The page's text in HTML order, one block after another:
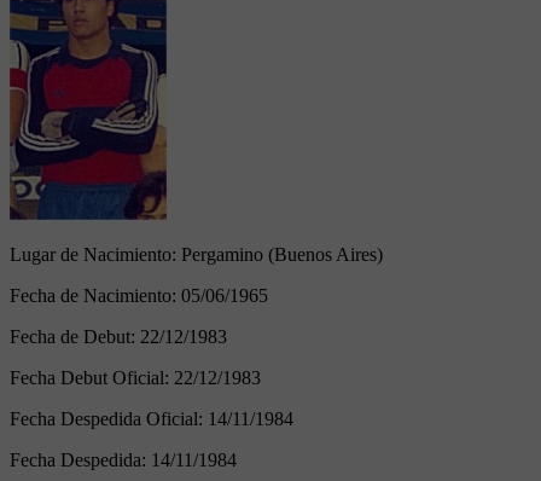
Lugar de Nacimiento: Pergamino (Buenos Aires)
Fecha de Nacimiento: 05/06/1965
Fecha de Debut: 22/12/1983
Fecha Debut Oficial: 22/12/1983
Fecha Despedida Oficial: 14/11/1984
Fecha Despedida: 14/11/1984